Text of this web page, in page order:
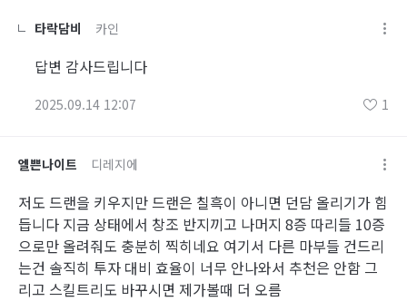
타락담비 카인
답변 감사드립니다
2025.09.14 12:07 1
엘쁜나이트 디레지에
저도 드랜을 키우지만 드랜은 칠흑이 아니면 던담 올리기가 힘
듭니다 지금 상태에서 창조 반지끼고 나머지 8증 따리들 10증
으로만 올려줘도 충분히 찍히네요 여기서 다른 마부들 건드리
는건 솔직히 투자 대비 효율이 너무 안나와서 추천은 안함 그
리고 스킬트리도 바꾸시면 제가볼때 더 오름